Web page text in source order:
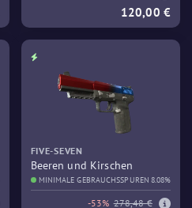
120,00 €
FIVE-SEVEN
Beeren und Kirschen
MINIMALE GEBRAUCHSSPUREN 8.08%
-53% 278,48 €